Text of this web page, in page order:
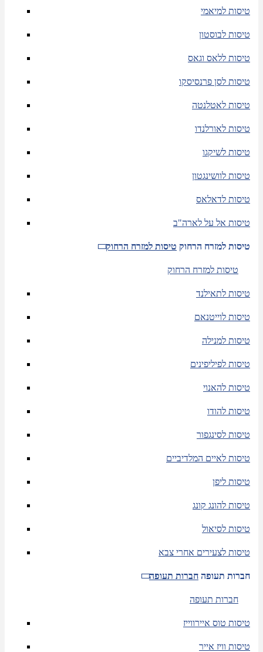
טיסות למיאמי
טיסות לבוסטון
טיסות ללאס וגאס
טיסות לסן פרנסיסקו
טיסות לאטלנטה
טיסות לאורלנדו
טיסות לשיקגו
טיסות לוושינגטון
טיסות לדאלאס
טיסות אל על לארה"ב
טיסות למזרח הרחוק טיסות למזרח הרחוק
טיסות למזרח הרחוק
טיסות לתאילנד
טיסות לוייטנאם
טיסות למנילה
טיסות לפיליפינים
טיסות להאנוי
טיסות להודו
טיסות לסינגפור
טיסות לאיים המלדיביים
טיסות ליפן
טיסות להונג קונג
טיסות לסיאול
טיסות לצעירים אחרי צבא
חברות תעופה חברות תעופה
חברות תעופה
טיסות טוס איירווייז
טיסות וויז אייר